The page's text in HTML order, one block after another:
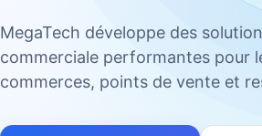
MegaTech développe des
commerciale performantes pour
commerces, points de vente et